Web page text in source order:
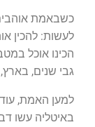
כשבאמת
לעשות: להכין
הכינו אוכל
גבי שנים,
למען האמת,
באיטליה עשו